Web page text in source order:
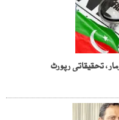
تحقیقاتی رپورٹ